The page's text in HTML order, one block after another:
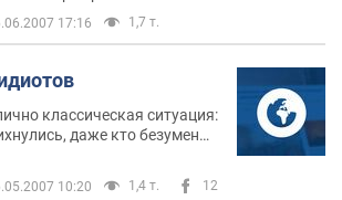
в новых декорациях,
в стиле «типа
17:16 1,7 т.
классическая ситуация:
даже кто безумен
лают, то руины говорят.
10:20 1,4 т. 12